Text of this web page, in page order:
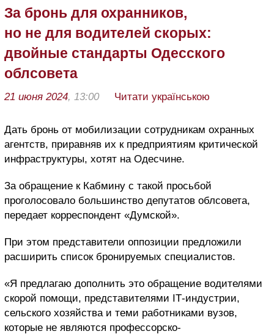
За бронь для охранников,
но не для водителей скорых:
двойные стандарты Одесского
облсовета
21 июня 2024, 13:00 Читати українською
Дать бронь от мобилизации сотрудникам охранных
агентств, приравняв их к предприятиям критической
инфраструктуры, хотят на Одесчине.
За обращение к Кабмину с такой просьбой
проголосовало большинство депутатов облсовета,
передает корреспондент «Думской».
При этом представители оппозиции предложили
расширить список бронируемых специалистов.
«Я предлагаю дополнить это обращение водителями
скорой помощи, представителями ІТ-индустрии,
сельского хозяйства и теми работниками вузов,
которые не являются профессорско-